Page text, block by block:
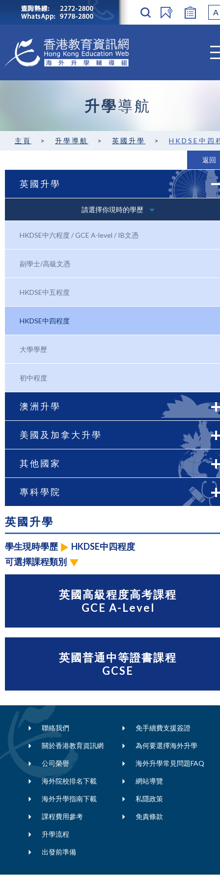
A
升學導航
主頁 > 升學導航 > 英國升學 > HKDSE中四
返回
英國升學
請選擇你現時的學歷
HKDSE中六程度 / GCE A-level / IB文憑
副學士/高級文憑
HKDSE中五程度
HKDSE中四程度
大學學歷
初中程度
澳洲升學
美國及加拿大升學
其他國家
專科學院
英國升學
學生現時學歷
HKDSE中四程度
可選擇課程類別
英國高級程度高考課程
GCE A-Level
英國普通中等證書課程
GCSE
聯絡我們
關於香港教育資訊網
公司榮譽
海外院校排名下載
海外升學指南下載
課程費用參考
升學流程
出發前準備
免手續費支援簽證
為何要選擇海外升學
海外升學常見問題FAQ
網站導覽
私隱政策
免責條款